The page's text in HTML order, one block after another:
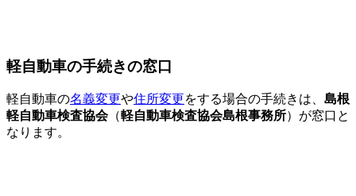
軽自動車の手続きの窓口
軽自動車の名義変更や住所変更をする場合の手続きは、 島根
軽自動車検査協会（軽自動車検査協会島根事務所）が窓口と
なります。